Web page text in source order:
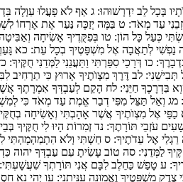
בְּכָל לֵב יִדְרְשׁוּהוּ: ג אַף לֹא פָעֲלוּ עַוְלָה
עַד מְאֹד: ט בַּמֶּה יְזַכֶּה נַּעַר אֶת אָרְחוֹ
כְּעַל כָּל הוֹן: טו בְּפִקֻּדֶיךָ אָשִׂיחָה
נַפְשִׁי לְתַאֲבָה אֶל מִשְׁפָּטֶיךָ בְכָל עֵת: כא
כו דְּרָכַי סִפַּרְתִּי וַתַּעֲנֵנִי לַמְּדֵנִי חֻקֶּיךָ:
תְּבִישֵׁנִי: לב דֶּרֶךְ מִצְוֺתֶיךָ אָרוּץ כִּי תַרְחִיב
בִּדְרָכֶךָ חַיֵּנִי: לח הָקֵם לְעַבְדְּךָ אִמְרָתֶךָ
מג וְאַל תַּצֵּל מִפִּי דְבַר אֱמֶת עַד מְאֹד כִּי
כַפַּי אֶל מִצְוֺתֶיךָ אֲשֶׁר אָהָבְתִּי וְאָשִׂיחָה
עֹזְבֵי תּוֹרָתֶךָ: נד זְמִרוֹת הָיוּ לִי חֻקֶּיךָ
אֶל עֵדֹתֶיךָ: ס חַשְׁתִּי וְלֹא הִתְמַהְמָהְתִּי
לַמְּדֵנִי: סה טוֹב עָשִׂיתָ עִם עַבְדְּךָ יהוה
ע טָפַשׁ כַּחֵלֶב לִבָּם אֲנִי תּוֹרָתְךָ שִׁעֲשָׁעְתִּי:
צֶדֶק מִשְׁפָּטֶיךָ וֶאֱמוּנָה עִנִּיתָנִי: עו יְהִי נָא